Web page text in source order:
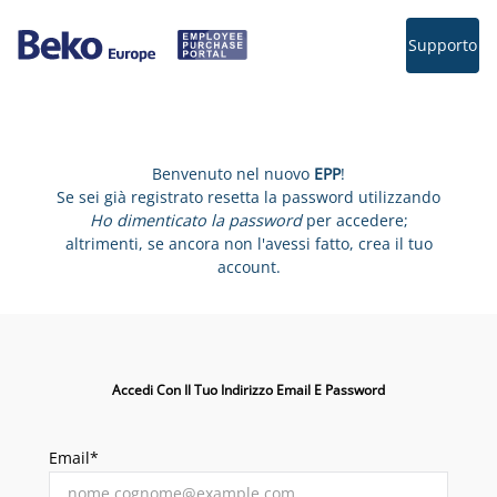
Supporto
Benvenuto nel nuovo EPP!
Se sei già registrato resetta la password utilizzando
Ho dimenticato la passwordper accedere;
altrimenti, se ancora non l'avessi fatto, crea il tuo
account.
Accedi Con Il Tuo Indirizzo Email E Password
Email*